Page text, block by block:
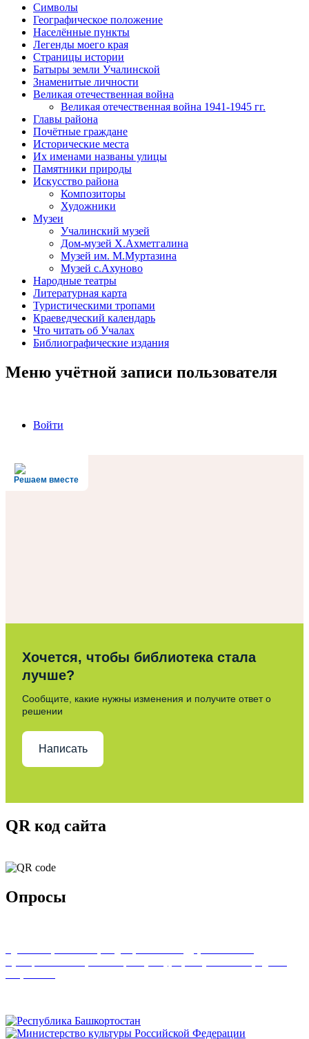
Символы
Географическое положение
Населённые пункты
Легенды моего края
Страницы истории
Батыры земли Учалинской
Знаменитые личности
Великая отечественная война
Великая отечественная война 1941-1945 гг.
Главы района
Почётные граждане
Исторические места
Их именами названы улицы
Памятники природы
Искусство района
Композиторы
Художники
Музеи
Учалинский музей
Дом-музей Х.Ахметгалина
Музей им. М.Муртазина
Музей с.Ахуново
Народные театры
Литературная карта
Туристическими тропами
Краеведческий календарь
Что читать об Учалах
Библиографические издания
Меню учётной записи пользователя
Войти
Решаем вместе
Хочется, чтобы библиотека стала
лучше?
Сообщите, какие нужны изменения и получите ответ о
решении
Написать
QR код сайта
Опросы